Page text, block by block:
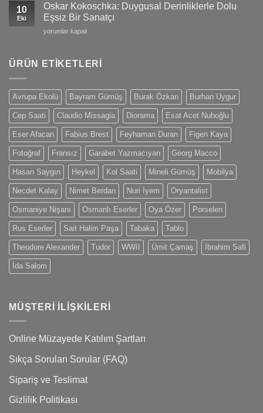
Eşsiz
Sanat
Dünyası
için
Sanat
Dünyasını
Değiştiren
Dahi
Yaratıcılık
10
Eki
Oskar Kokoschka: Duygusal Derinliklerle Dolu
Eşsiz Bir Sanatçı
Oskar
Derinliklerle
Bir
Sanatçı
için
yorumlar kapalı
ÜRÜN ETIKETLERI
Avrupa Ekolü Bayram Gümüş Burak Özkan Burhan Uygur
Cep Saati Claudio Missagia Diorama Esat Acet Nuhoğlu
Eser Afacan Fabius Brest Feyhaman Duran Figen Kaya
Fotoğraf Fransız Garabet Yazmacıyan Georg Macco
Hasan Saygın Heykel Kol Saati Mineli Gümüş Mobilya
Necdet Kalay Nimet Berdan Nuri İyem Oryantalist
Osmaniye Nişanı Osmanlı Eserler Oya Özer Porselen
Rus Eserler Sait Halim Paşa Tabaka Tablo
Theodore Alexander Tudor WWII Ümit Çamaş İbrahim Safi
İda Salom
MÜŞTERI İLIŞKILERI
Online Müzayede Katılım Şartları
Sıkça Sorulan Sorular (FAQ)
Sipariş ve Teslimat
Gizlilik Politikası